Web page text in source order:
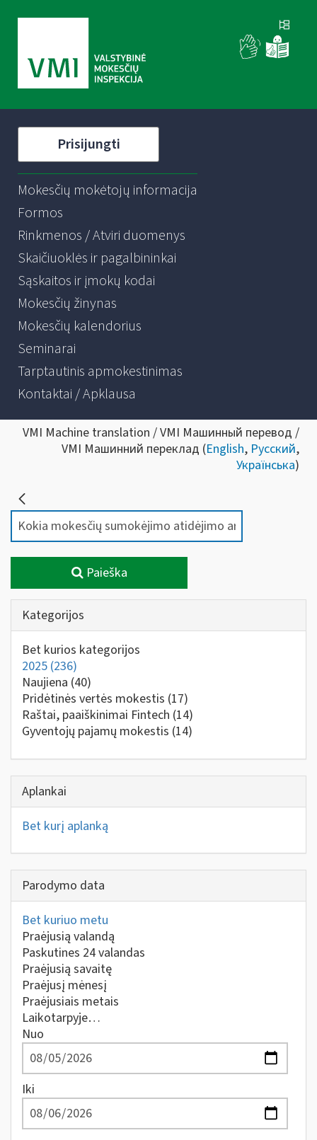
Prisijungti
Mokesčių mokėtojų informacija
Formos
Rinkmenos / Atviri duomenys
Skaičiuoklės ir pagalbininkai
Sąskaitos ir įmokų kodai
Mokesčių žinynas
Mokesčių kalendorius
Seminarai
Tarptautinis apmokestinimas
Kontaktai / Apklausa
VMI Machine translation / VMI Машинный перевод /
VMI Машинний переклад (English, Русский,
Українська)
Paieška
Kategorijos
Bet kurios kategorijos
2025 (236)
Naujiena (40)
Pridėtinės vertės mokestis (17)
Raštai, paaiškinimai Fintech (14)
Gyventojų pajamų mokestis (14)
Aplankai
Bet kurį aplanką
Parodymo data
Bet kuriuo metu
Praėjusią valandą
Paskutines 24 valandas
Praėjusią savaitę
Praėjusį mėnesį
Praėjusiais metais
Laikotarpyje…
Nuo
Iki